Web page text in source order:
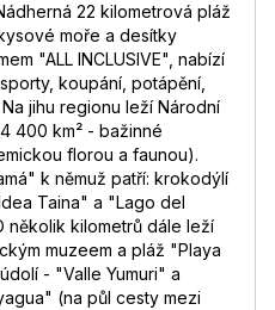
22 kilometrová pláž
moře a desítky
"ALL INCLUSIVE", nabízí
koupání, potápění,
jihu regionu leží Národní
400 km² - bažinné
florou a faunou).
k němuž patří: krokodýlí
Taina" a "Lago del
kilometrů dále leží
muzeem a pláž "Playa
- "Valle Yumuri" a
(na půl cesty mezi